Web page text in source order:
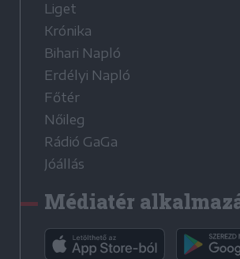
Liget
Krónika
Bihari Napló
Erdélyi Napló
Főtér
Nőileg
Rádió GaGa
Jóállás
Médiatér